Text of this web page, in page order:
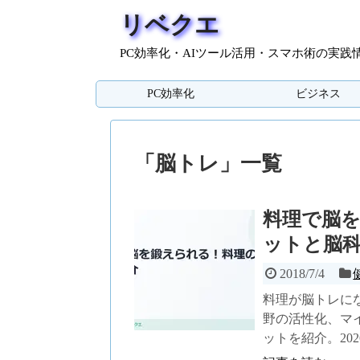
リベクエ
PC効率化・AIツール活用・スマホ術の実践
PC効率化 ビジネス
「 脳トレ 」 一覧
料理で脳
ットと脳
2018/7/4
料理が脳トレに
野の活性化、マ
ットを紹介。